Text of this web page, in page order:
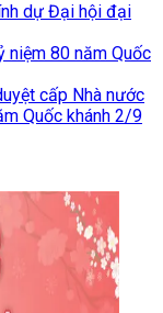
dự Đại hội đại
niệm 80 năm Quốc
cấp Nhà nước
Quốc khánh 2/9